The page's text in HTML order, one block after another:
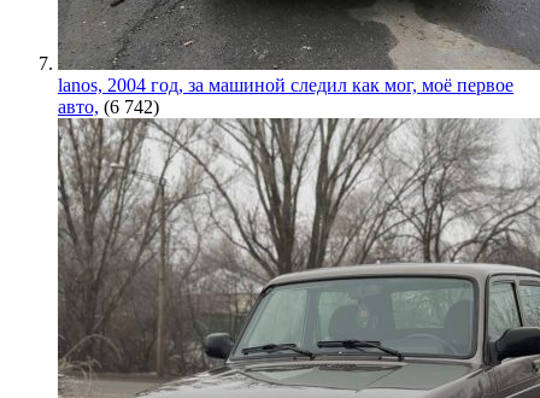
lanos, 2004 год, за машиной следил как мог, моё первое
авто, (6 742)